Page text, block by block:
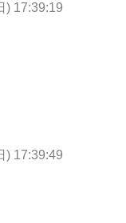
) 17:39:19
) 17:39:49